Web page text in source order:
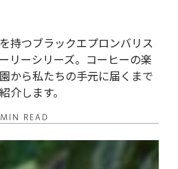
持つブラックエプロンバリス
リーシリーズ。コーヒーの楽
から私たちの手元に届くまで
介します。
READ